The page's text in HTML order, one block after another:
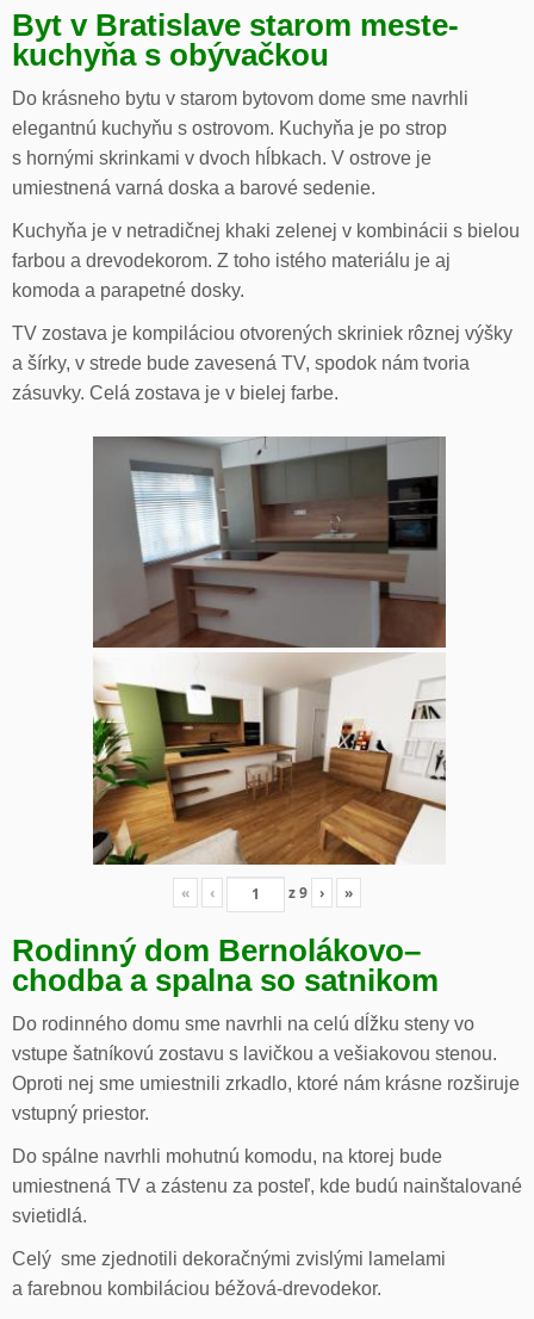
Byt v Bratislave starom meste-
kuchyňa s obývačkou
Do krásneho bytu v starom bytovom dome sme navrhli
elegantnú kuchyňu s ostrovom. Kuchyňa je po strop
s hornými skrinkami v dvoch hĺbkach. V ostrove je
umiestnená varná doska a barové sedenie.
Kuchyňa je v netradičnej khaki zelenej v kombinácii s bielou
farbou a drevodekorom. Z toho istého materiálu je aj
komoda a parapetné dosky.
TV zostava je kompiláciou otvorených skriniek rôznej výšky
a šírky, v strede bude zavesená TV, spodok nám tvoria
zásuvky. Celá zostava je v bielej farbe.
« ‹ z9 › »
Rodinný dom Bernolákovo–
chodba a spalna so satnikom
Do rodinného domu sme navrhli na celú dĺžku steny vo
vstupe šatníkovú zostavu s lavičkou a vešiakovou stenou.
Oproti nej sme umiestnili zrkadlo, ktoré nám krásne rozširuje
vstupný priestor.
Do spálne navrhli mohutnú komodu, na ktorej bude
umiestnená TV a zástenu za posteľ, kde budú nainštalované
svietidlá.
Celý sme zjednotili dekoračnými zvislými lamelami
a farebnou kombiláciou béžová-drevodekor.